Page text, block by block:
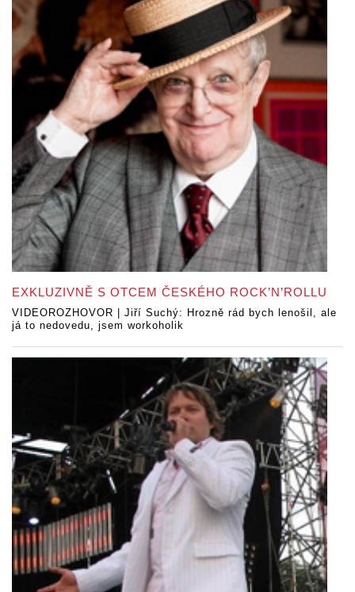
EXKLUZIVNĚ S OTCEM ČESKÉHO ROCK’N’ROLLU
VIDEOROZHOVOR | Jiří Suchý: Hrozně rád bych lenošil, ale
já to nedovedu, jsem workoholik